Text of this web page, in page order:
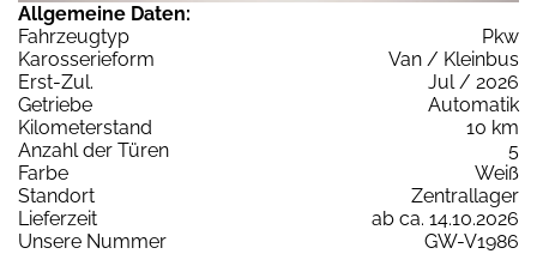
Allgemeine Daten:
Fahrzeugtyp
Pkw
Karosserieform
Van / Kleinbus
Erst-Zul.
Jul / 2026
Getriebe
Automatik
Kilometerstand
10 km
Anzahl der Türen
5
Farbe
Weiß
Standort
Zentrallager
Lieferzeit
ab ca. 14.10.2026
Unsere Nummer
GW-V1986